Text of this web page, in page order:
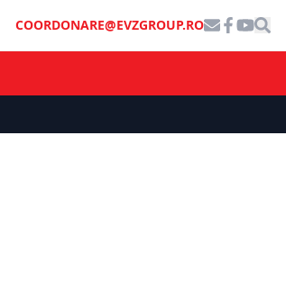
COORDONARE@EVZGROUP.RO